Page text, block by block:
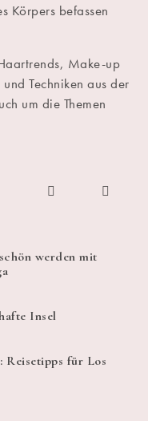
Körpers befassen
Make-up
Techniken aus der
um die Themen
werden mit
Insel
Reisetipps für Los